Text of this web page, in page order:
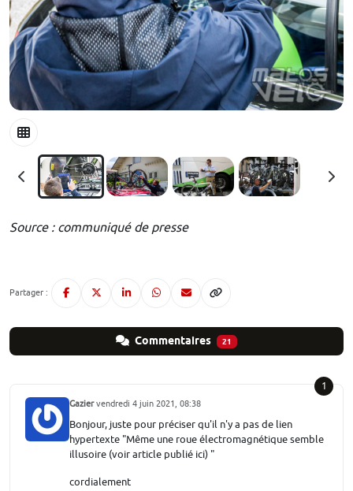
Source : communiqué de presse
Partager :
Commentaires 21
1
Gaziervendredi 4 juin 2021, 08:38
Bonjour, juste pour préciser qu'il n'y a pas de lien
hypertexte "Même une roue électromagnétique semble
illusoire (voir article publié ici) "
cordialement